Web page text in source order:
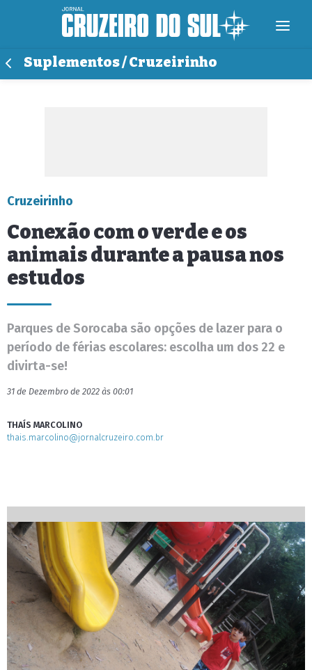
Suplementos / Cruzeirinho
Cruzeirinho
Conexão com o verde e os
animais durante a pausa nos
estudos
Parques de Sorocaba são opções de lazer para o
período de férias escolares: escolha um dos 22 e
divirta-se!
31 de Dezembro de 2022 às 00:01
THAÍS MARCOLINO
thais.marcolino@jornalcruzeiro.com.br